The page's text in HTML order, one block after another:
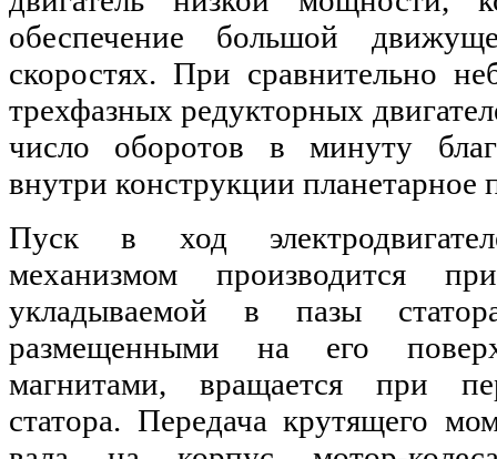
обеспечение большой
скоростях. При сравнительно
трехфазных редукторных
число оборотов в минуту
внутри конструкции планетарное
Пуск в ход
механизмом производится
укладываемой в пазы
размещенными на его
магнитами, вращается при
статора. Передача крутящего